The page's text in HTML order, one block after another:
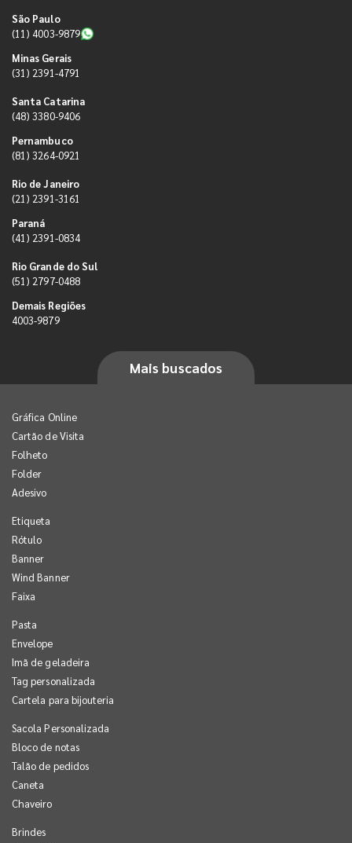
São Paulo
(11) 4003-9879
Minas Gerais
(31) 2391-4791
Santa Catarina
(48) 3380-9406
Pernambuco
(81) 3264-0921
Rio de Janeiro
(21) 2391-3161
Paraná
(41) 2391-0834
Rio Grande do Sul
(51) 2797-0488
Demais Regiões
4003-9879
Mais buscados
Gráfica Online
Cartão de Visita
Folheto
Folder
Adesivo
Etiqueta
Rótulo
Banner
Wind Banner
Faixa
Pasta
Envelope
Imã de geladeira
Tag personalizada
Cartela para bijouteria
Sacola Personalizada
Bloco de notas
Talão de pedidos
Caneta
Chaveiro
Brindes